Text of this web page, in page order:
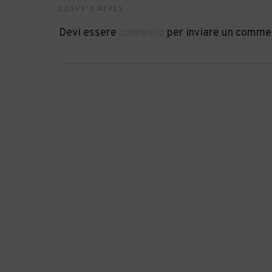
LEAVE A REPLY
Devi essere per inviare un